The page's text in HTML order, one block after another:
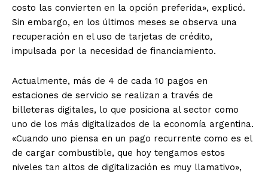
costo las convierten en la opción preferida», explicó.
Sin embargo, en los últimos meses se observa una
recuperación en el uso de tarjetas de crédito,
impulsada por la necesidad de financiamiento.
Actualmente, más de 4 de cada 10 pagos en
estaciones de servicio se realizan a través de
billeteras digitales, lo que posiciona al sector como
uno de los más digitalizados de la economía argentina.
«Cuando uno piensa en un pago recurrente como es el
de cargar combustible, que hoy tengamos estos
niveles tan altos de digitalización es muy llamativo»,